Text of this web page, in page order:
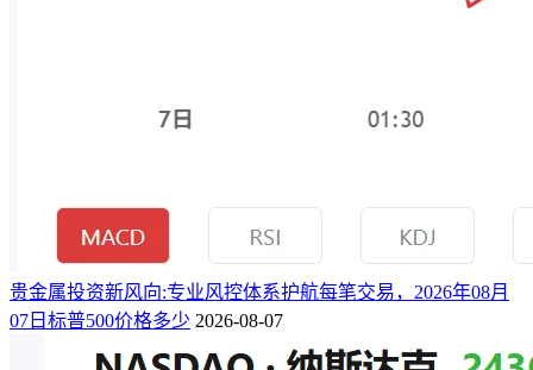
贵金属投资新风向:专业风控体系护航每笔交易，2026年08月
07日标普500价格多少 2026-08-07